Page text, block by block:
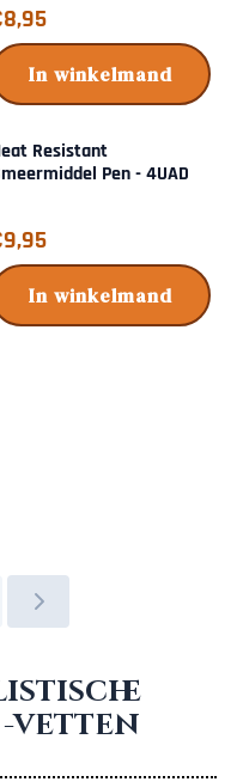
8,95
In winkelmand
Resistant
Pen - 4UAD
9,95
In winkelmand
-vetten